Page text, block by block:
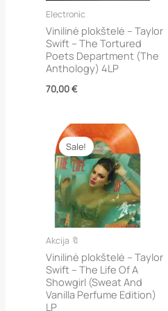
Electronic
Vinilinė plokštelė – Taylor
Swift – The Tortured
Poets Department (The
Anthology) 4LP
70,00€
Sale!
Akcija 🔖
Vinilinė plokštelė – Taylor
Swift – The Life Of A
Showgirl (Sweat And
Vanilla Perfume Edition)
LP